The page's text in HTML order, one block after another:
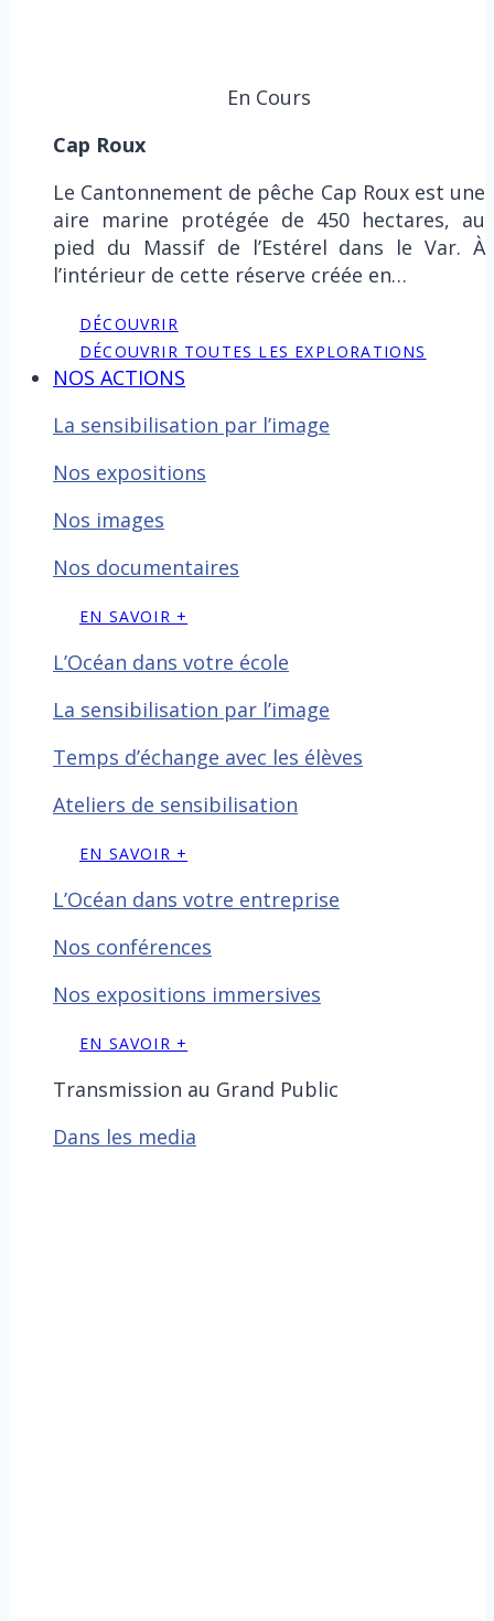
En Cours
Cap Roux
Le Cantonnement de pêche Cap Roux est une
aire marine protégée de 450 hectares, au
pied du Massif de l’Estérel dans le Var. À
l’intérieur de cette réserve créée en…
DÉCOUVRIR
DÉCOUVRIR TOUTES LES EXPLORATIONS
NOS ACTIONS
La sensibilisation par l’image
Nos expositions
Nos images
Nos documentaires
EN SAVOIR +
L’Océan dans votre école
La sensibilisation par l’image
Temps d’échange avec les élèves
Ateliers de sensibilisation
EN SAVOIR +
L’Océan dans votre entreprise
Nos conférences
Nos expositions immersives
EN SAVOIR +
Transmission au Grand Public
Dans les media